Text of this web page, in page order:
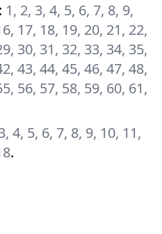
: 1, 2, 3, 4, 5, 6, 7, 8, 9,
17, 18, 19, 20, 21, 22,
30, 31, 32, 33, 34, 35,
43, 44, 45, 46, 47, 48,
56, 57, 58, 59, 60, 61,
4, 5, 6, 7, 8, 9, 10, 11,
.